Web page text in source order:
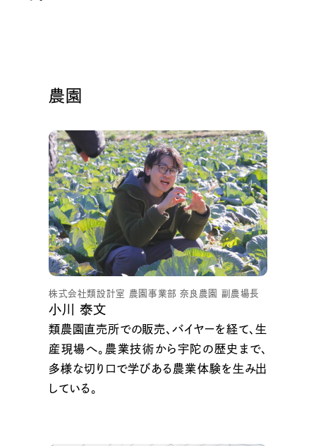
農園
株式会社類設計室 農園事業部 奈良農園 副農場長
小川 泰文
類農園直売所での販売、バイヤーを経て、生
産現場へ。農業技術から宇陀の歴史まで、
多様な切り口で学びある農業体験を生み出
している。